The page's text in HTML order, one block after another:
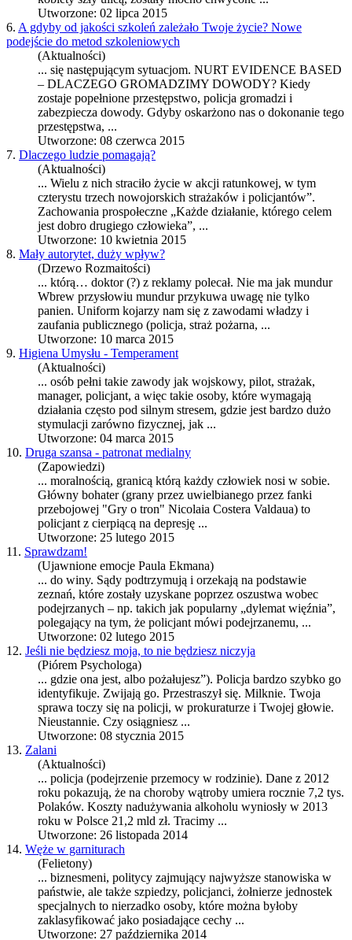
Utworzone: 02 lipca 2015
6. A gdyby od jakości szkoleń zależało Twoje życie? Nowe
podejście do metod szkoleniowych
(Aktualności)
... się następującym sytuacjom. NURT EVIDENCE BASED
– DLACZEGO GROMADZIMY DOWODY? Kiedy
zostaje popełnione przestępstwo, policja gromadzi i
zabezpiecza dowody. Gdyby oskarżono nas o dokonanie tego
przestępstwa, ...
Utworzone: 08 czerwca 2015
7. Dlaczego ludzie pomagają?
(Aktualności)
... Wielu z nich straciło życie w akcji ratunkowej, w tym
czterystu trzech nowojorskich strażaków i policjantów”.
Zachowania prospołeczne „Każde działanie, którego celem
jest dobro drugiego człowieka”, ...
Utworzone: 10 kwietnia 2015
8. Mały autorytet, duży wpływ?
(Drzewo Rozmaitości)
... którą… doktor (?) z reklamy polecał. Nie ma jak mundur
Wbrew przysłowiu mundur przykuwa uwagę nie tylko
panien. Uniform kojarzy nam się z zawodami władzy i
zaufania publicznego (policja, straż pożarna, ...
Utworzone: 10 marca 2015
9. Higiena Umysłu - Temperament
(Aktualności)
... osób pełni takie zawody jak wojskowy, pilot, strażak,
manager, policjant, a więc takie osoby, które wymagają
działania często pod silnym stresem, gdzie jest bardzo dużo
stymulacji zarówno fizycznej, jak ...
Utworzone: 04 marca 2015
10. Druga szansa - patronat medialny
(Zapowiedzi)
... moralnością, granicą którą każdy człowiek nosi w sobie.
Główny bohater (grany przez uwielbianego przez fanki
przebojowej "Gry o tron" Nicolaia Costera Valdaua) to
policjant z cierpiącą na depresję ...
Utworzone: 25 lutego 2015
11. Sprawdzam!
(Ujawnione emocje Paula Ekmana)
... do winy. Sądy podtrzymują i orzekają na podstawie
zeznań, które zostały uzyskane poprzez oszustwa wobec
podejrzanych – np. takich jak popularny „dylemat więźnia”,
polegający na tym, że policjant mówi podejrzanemu, ...
Utworzone: 02 lutego 2015
12. Jeśli nie będziesz moja, to nie będziesz niczyja
(Piórem Psychologa)
... gdzie ona jest, albo pożałujesz”). Policja bardzo szybko go
identyfikuje. Zwijają go. Przestraszył się. Milknie. Twoja
sprawa toczy się na policji, w prokuraturze i Twojej głowie.
Nieustannie. Czy osiągniesz ...
Utworzone: 08 stycznia 2015
13. Zalani
(Aktualności)
... policja (podejrzenie przemocy w rodzinie). Dane z 2012
roku pokazują, że na choroby wątroby umiera rocznie 7,2 tys.
Polaków. Koszty nadużywania alkoholu wyniosły w 2013
roku w Polsce 21,2 mld zł. Tracimy ...
Utworzone: 26 listopada 2014
14. Węże w garniturach
(Felietony)
... biznesmeni, politycy zajmujący najwyższe stanowiska w
państwie, ale także szpiedzy, policjanci, żołnierze jednostek
specjalnych to nierzadko osoby, które można byłoby
zaklasyfikować jako posiadające cechy ...
Utworzone: 27 października 2014